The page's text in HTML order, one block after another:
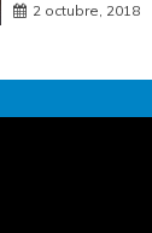
2 octubre, 2018